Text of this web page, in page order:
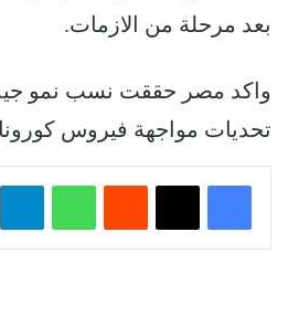
بعد مرحلة من الازمات.
واكد مصر حققت نسب نمو
تحديات مواجهة فيروس
واتساب